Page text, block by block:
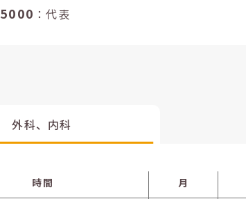
：代表
外科、内科
時間 月